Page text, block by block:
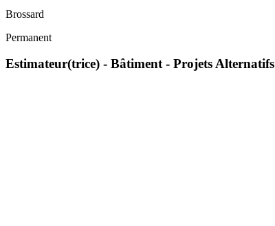
Brossard
Permanent
Estimateur(trice) - Bâtiment - Projets Alternatifs